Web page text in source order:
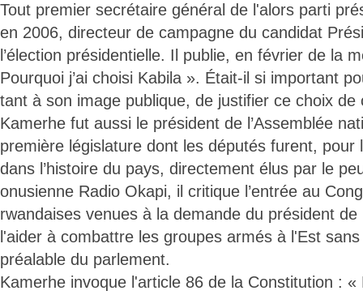
Tout premier secrétaire général de l'alors parti
en 2006, directeur de campagne du candidat
l’élection présidentielle. Il publie, en février de la
Pourquoi j’ai choisi Kabila ». Était-il si important
tant à son image publique, de justifier ce choix de
Kamerhe fut aussi le président de l’Assemblée
première législature dont les députés furent, pour
dans l’histoire du pays, directement élus par le
onusienne Radio Okapi, il critique l’entrée au
rwandaises venues à la demande du président
l'aider à combattre les groupes armés à l'Est
préalable du parlement.
Kamerhe invoque l'article 86 de la Constitution : «